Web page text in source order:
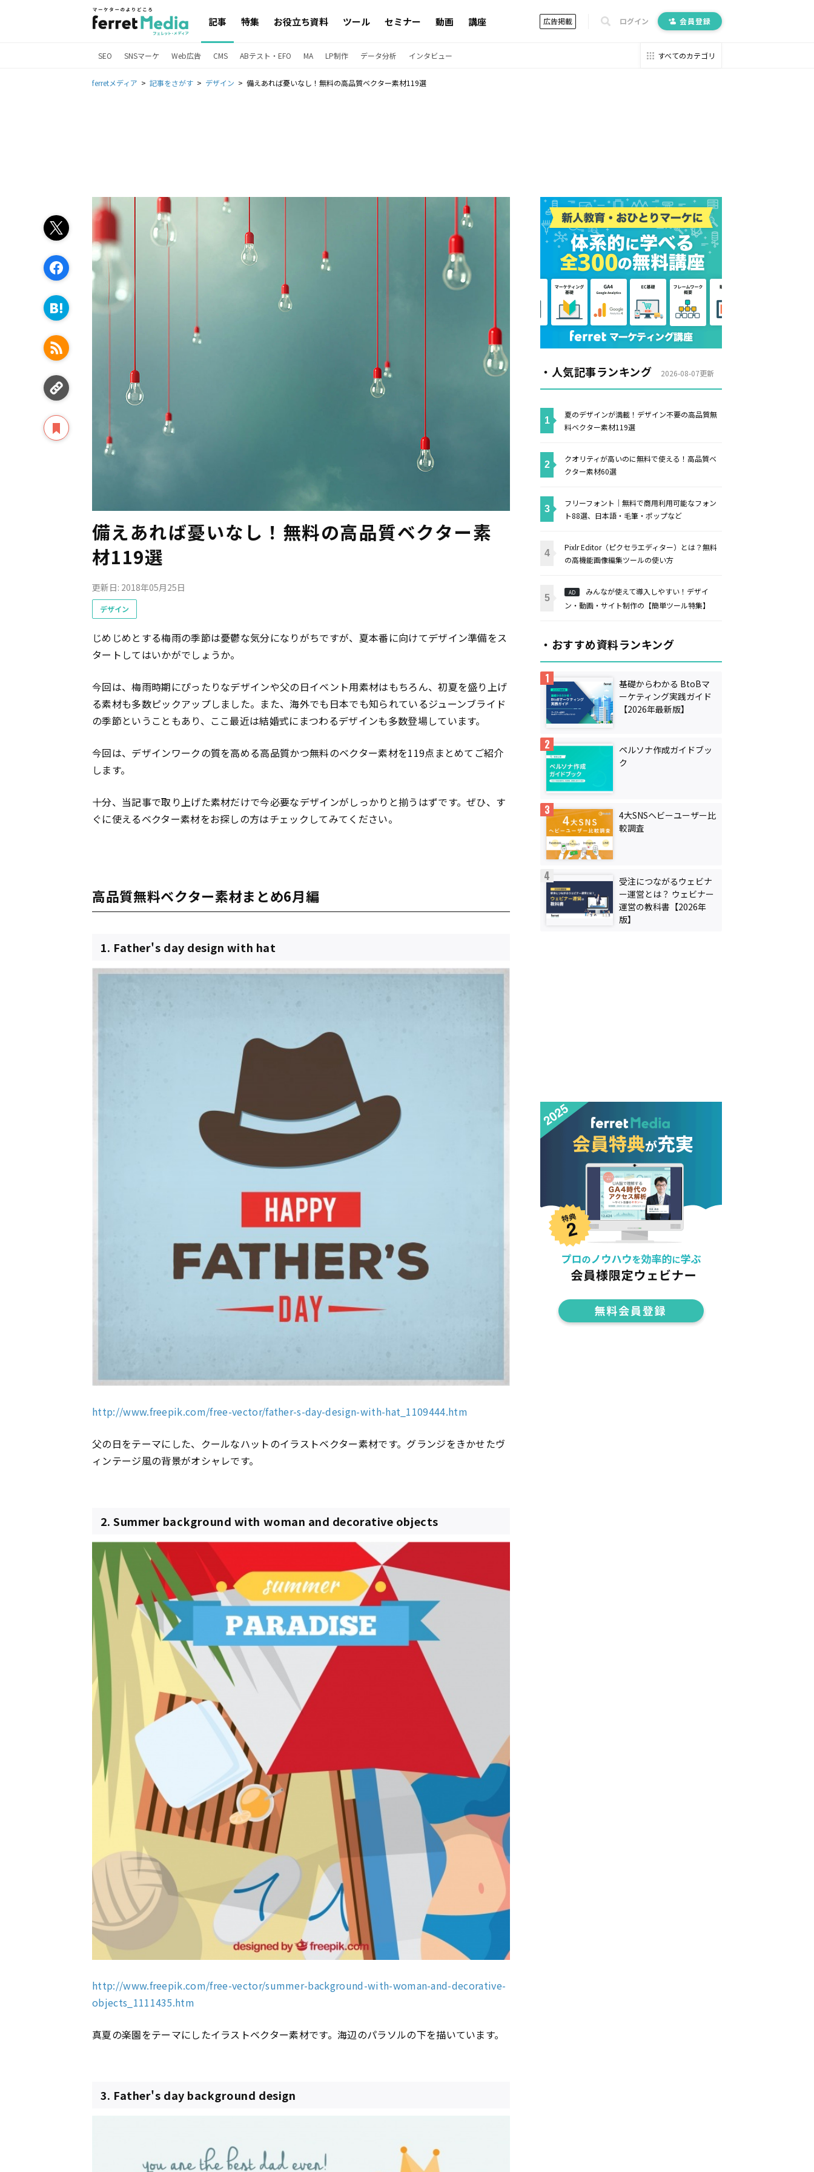
記事 特集 お役立ち資料 ツール セミナー 動画 講座 広告掲載 ログイン 会員登録
SEO SNSマーケ Web広告 CMS ABテスト・EFO MA LP制作 データ分析 インタビュー すべてのカテゴリ
ferretメディア 記事をさがす デザイン 備えあれば憂いなし！無料の高品質ベクター素材119選
備えあれば憂いなし！無料の高品質ベクター素
材119選
更新日: 2018年05月25日
デザイン
じめじめとする梅雨の季節は憂鬱な気分になりがちですが、夏本番に向けてデザイン準備をス
タートしてはいかがでしょうか。
今回は、梅雨時期にぴったりなデザインや父の日イベント用素材はもちろん、初夏を盛り上げ
る素材も多数ピックアップしました。また、海外でも日本でも知られているジューンブライド
の季節ということもあり、ここ最近は結婚式にまつわるデザインも多数登場しています。
今回は、デザインワークの質を高める高品質かつ無料のベクター素材を119点まとめてご紹介
します。
十分、当記事で取り上げた素材だけで今必要なデザインがしっかりと揃うはずです。ぜひ、す
ぐに使えるベクター素材をお探しの方はチェックしてみてください。
高品質無料ベクター素材まとめ6月編
1. Father's day design with hat
http://www.freepik.com/free-vector/father-s-day-design-with-hat_1109444.htm
父の日をテーマにした、クールなハットのイラストベクター素材です。グランジをきかせたヴ
ィンテージ風の背景がオシャレです。
2. Summer background with woman and decorative objects
http://www.freepik.com/free-vector/summer-background-with-woman-and-decorative-
objects_1111435.htm
真夏の楽園をテーマにしたイラストベクター素材です。海辺のパラソルの下を描いています。
3. Father's day background design
・人気記事ランキング 2026-08-07更新
夏のデザインが満載！デザイン不要の高品質無
料ベクター素材119選
クオリティが高いのに無料で使える！高品質ベ
クター素材60選
フリーフォント｜無料で商用利用可能なフォン
ト88選、日本語・毛筆・ポップなど
Pixlr Editor（ピクセラエディター）とは？無料
の高機能画像編集ツールの使い方
AD
みんなが使えて導入しやすい！デザイ
ン・動画・サイト制作の【簡単ツール特集】
・おすすめ資料ランキング
基礎からわかる BtoBマ
ーケティング実践ガイド
【2026年最新版】
ペルソナ作成ガイドブッ
ク
4大SNSヘビーユーザー比
較調査
受注につながるウェビナ
ー運営とは？ ウェビナー
運営の教科書【2026年
版】